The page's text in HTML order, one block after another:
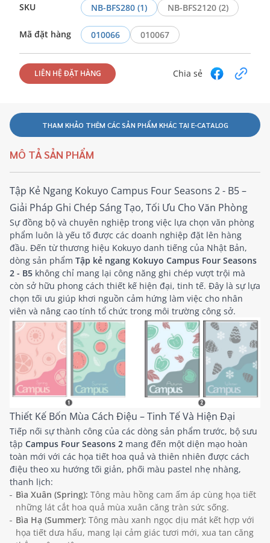
SKU NB-BFS280 (1) NB-BFS2120 (2)
Mã đặt hàng 010066 010067
LIÊN HỆ ĐẶT HÀNG Chia sẻ
THAM KHẢO THÊM CÁC SẢN PHẨM KHÁC TẠI E-CATALOG
MÔ TẢ SẢN PHẨM
Tập Kẻ Ngang Kokuyo Campus Four Seasons 2 - B5 –
Giải Pháp Ghi Chép Sáng Tạo, Tối Ưu Cho Văn Phòng
Sự đồng bộ và chuyên nghiệp trong việc lựa chọn văn phòng
phẩm luôn là yếu tố được các doanh nghiệp đặt lên hàng
đầu. Đến từ thương hiệu Kokuyo danh tiếng của Nhật Bản,
dòng sản phẩm Tập kẻ ngang Kokuyo Campus Four Seasons
2 - B5 không chỉ mang lại công năng ghi chép vượt trội mà
còn sở hữu phong cách thiết kế hiện đại, tinh tế. Đây là sự lựa
chọn tối ưu giúp khơi nguồn cảm hứng làm việc cho nhân
viên và nâng cao tính tổ chức trong môi trường công sở.
Thiết Kế Bốn Mùa Cách Điệu – Tinh Tế Và Hiện Đại
Tiếp nối sự thành công của các dòng sản phẩm trước, bộ sưu
tập Campus Four Seasons 2 mang đến một diện mạo hoàn
toàn mới với các họa tiết hoa quả và thiên nhiên được cách
điệu theo xu hướng tối giản, phối màu pastel nhẹ nhàng,
thanh lịch:
Bìa Xuân (Spring): Tông màu hồng cam ấm áp cùng họa tiết
những lát cắt hoa quả mùa xuân căng tràn sức sống.
Bìa Hạ (Summer): Tông màu xanh ngọc dịu mát kết hợp với
họa tiết dưa hấu, mang lại cảm giác tươi mới, xua tan căng